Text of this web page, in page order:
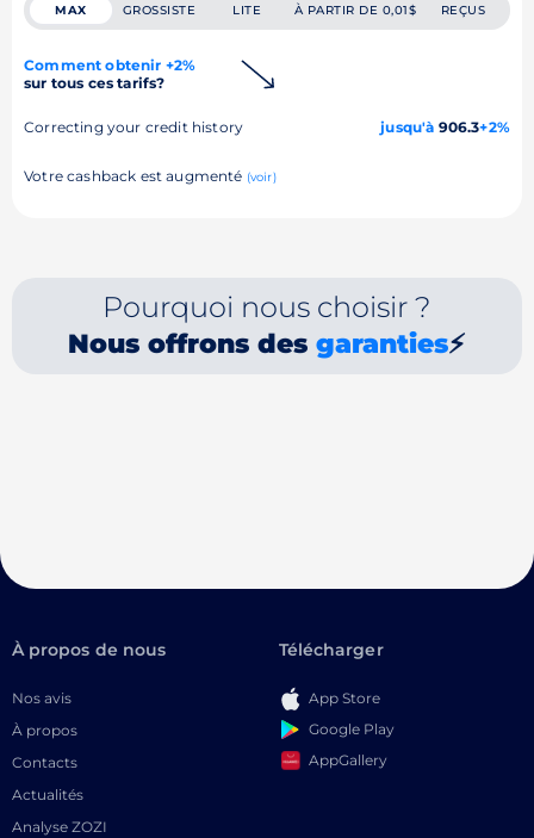
MAX GROSSISTE LITE À PARTIR DE 0,01$ REÇUS
Comment obtenir +2%
sur tous ces tarifs?
Correcting your credit history jusqu'à 906.3+2%
Votre cashback est augmenté (voir)
Pourquoi nous choisir ?
Nous offrons desgaranties⚡
À propos de nous
Nos avis
À propos
Contacts
Actualités
Analyse ZOZI
Télécharger
App Store
Google Play
AppGallery